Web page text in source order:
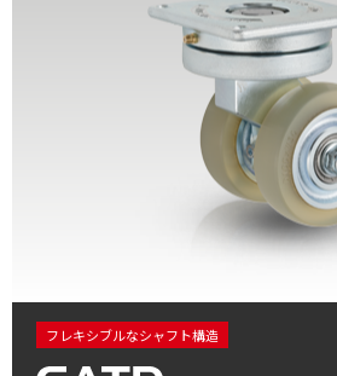
フレキシブルなシャフト構造